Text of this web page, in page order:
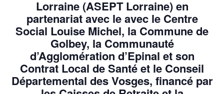
Lorraine (ASEPT Lorraine) en
partenariat avec le avec le Centre
Social Louise Michel, la Commune de
Golbey, la Communauté
d’Agglomération d’Epinal et son
Contrat Local de Santé et le Conseil
Départemental des Vosges, financé par